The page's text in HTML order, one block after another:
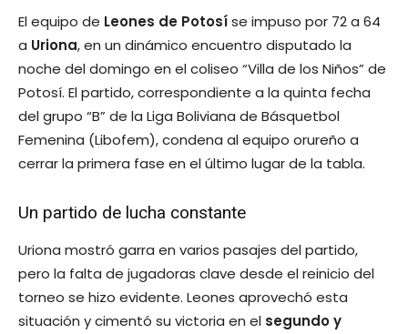
El equipo de Leones de Potosíse impuso por 72 a 64
a Uriona, en un dinámico encuentro disputado la
noche del domingo en el coliseo “Villa de los Niños” de
Potosí. El partido, correspondiente a la quinta fecha
del grupo “B” de la Liga Boliviana de Básquetbol
Femenina (Libofem), condena al equipo orureño a
cerrar la primera fase en el último lugar de la tabla.
Un partido de lucha constante
Uriona mostró garra en varios pasajes del partido,
pero la falta de jugadoras clave desde el reinicio del
torneo se hizo evidente. Leones aprovechó esta
situación y cimentó su victoria en el segundo y